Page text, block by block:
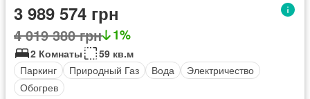
3 989 574 грн
4 019 380 грн 1%
2 Комнаты
59 кв.м
Паркинг
Природный Газ Вода
Электричество
Обогрев